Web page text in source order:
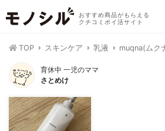
おすすめ商品がもらえる
クチコミポイ活サイト
TOP スキンケア 乳液 muqna(ムク
育休中 一児のママ
さとめけ